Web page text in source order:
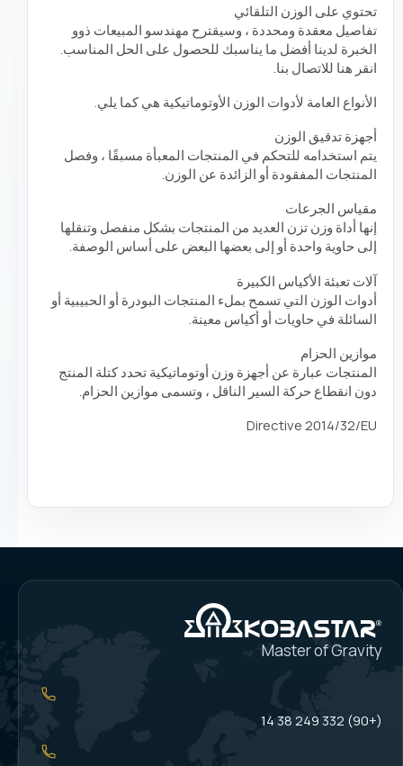
تحتوي على الوزن التلقائي
تفاصيل معقدة ومحددة ، وسيقترح مهندسو المبيعات ذوو
الخبرة لدينا أفضل ما يناسبك للحصول على الحل المناسب.
انقر هنا للاتصال بنا.
الأنواع العامة لأدوات الوزن الأوتوماتيكية هي كما يلي.
أجهزة تدقيق الوزن
يتم استخدامه للتحكم في المنتجات المعبأة مسبقًا ، وفصل
المنتجات المفقودة أو الزائدة عن الوزن.
مقياس الجرعات
إنها أداة وزن تزن العديد من المنتجات بشكل منفصل وتنقلها
إلى حاوية واحدة أو إلى بعضها البعض على أساس الوصفة.
آلات تعبئة الأكياس الكبيرة
أدوات الوزن التي تسمح بملء المنتجات البودرة أو الحبيبية أو
السائلة في حاويات أو أكياس معينة.
موازين الحزام
المنتجات عبارة عن أجهزة وزن أوتوماتيكية تحدد كتلة المنتج
دون انقطاع حركة السير الناقل ، وتسمى موازين الحزام.
Directive 2014/32/EU
Master of Gravity
(+90) 332 249 38 14